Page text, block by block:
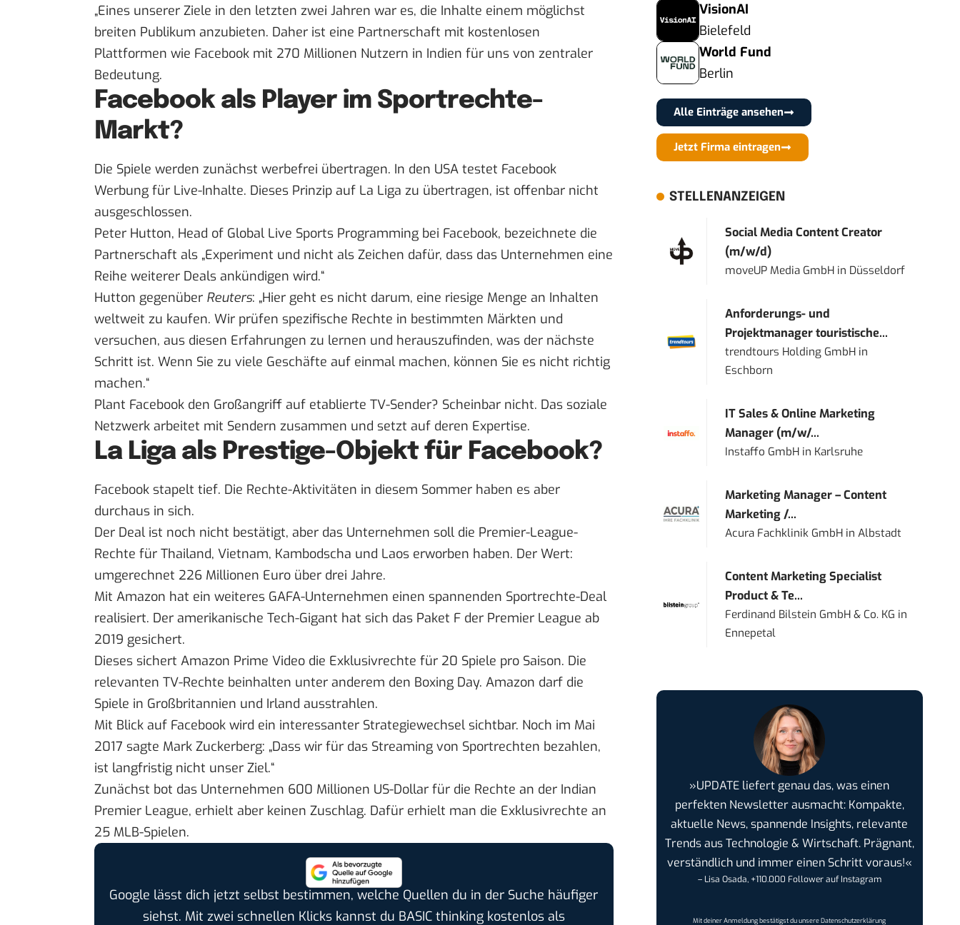
„Eines unserer Ziele in den letzten zwei Jahren war es, die Inhalte einem möglichst
breiten Publikum anzubieten. Daher ist eine Partnerschaft mit kostenlosen
Plattformen wie Facebook mit 270 Millionen Nutzern in Indien für uns von zentraler
Bedeutung.
Facebook als Player im Sportrechte-
Markt?
Die Spiele werden zunächst werbefrei übertragen. In den USA testet Facebook
Werbung für Live-Inhalte. Dieses Prinzip auf La Liga zu übertragen, ist offenbar nicht
ausgeschlossen.
Peter Hutton, Head of Global Live Sports Programming bei Facebook, bezeichnete die
Partnerschaft als „Experiment und nicht als Zeichen dafür, dass das Unternehmen eine
Reihe weiterer Deals ankündigen wird.“
Hutton gegenüber Reuters: „Hier geht es nicht darum, eine riesige Menge an Inhalten
weltweit zu kaufen. Wir prüfen spezifische Rechte in bestimmten Märkten und
versuchen, aus diesen Erfahrungen zu lernen und herauszufinden, was der nächste
Schritt ist. Wenn Sie zu viele Geschäfte auf einmal machen, können Sie es nicht richtig
machen.“
Plant Facebook den Großangriff auf etablierte TV-Sender? Scheinbar nicht. Das soziale
Netzwerk arbeitet mit Sendern zusammen und setzt auf deren Expertise.
La Liga als Prestige-Objekt für Facebook?
Facebook stapelt tief. Die Rechte-Aktivitäten in diesem Sommer haben es aber
durchaus in sich.
Der Deal ist noch nicht bestätigt, aber das Unternehmen soll die Premier-League-
Rechte für Thailand, Vietnam, Kambodscha und Laos erworben haben. Der Wert:
umgerechnet 226 Millionen Euro über drei Jahre.
Mit Amazon hat ein weiteres GAFA-Unternehmen einen spannenden Sportrechte-Deal
realisiert. Der amerikanische Tech-Gigant hat sich das Paket F der Premier League ab
2019 gesichert.
Dieses sichert Amazon Prime Video die Exklusivrechte für 20 Spiele pro Saison. Die
relevanten TV-Rechte beinhalten unter anderem den Boxing Day. Amazon darf die
Spiele in Großbritannien und Irland ausstrahlen.
Mit Blick auf Facebook wird ein interessanter Strategiewechsel sichtbar. Noch im Mai
2017 sagte Mark Zuckerberg: „Dass wir für das Streaming von Sportrechten bezahlen,
ist langfristig nicht unser Ziel.“
Zunächst bot das Unternehmen 600 Millionen US-Dollar für die Rechte an der Indian
Premier League, erhielt aber keinen Zuschlag. Dafür erhielt man die Exklusivrechte an
25 MLB-Spielen.
Google lässt dich jetzt selbst bestimmen, welche Quellen du in der Suche häufiger
siehst. Mit zwei schnellen Klicks kannst du BASIC thinking kostenlos als
VisionAI
Bielefeld
World Fund
Berlin
Alle Einträge ansehen
Jetzt Firma eintragen
STELLENANZEIGEN
Social Media Content Creator
(m/w/d)
moveUP Media GmbH in Düsseldorf
Anforderungs- und
Projektmanager touristische...
trendtours Holding GmbH in
Eschborn
IT Sales & Online Marketing
Manager (m/w/...
Instaffo GmbH in Karlsruhe
Marketing Manager – Content
Marketing /...
Acura Fachklinik GmbH inAlbstadt
Content Marketing Specialist
Product & Te...
Ferdinand Bilstein GmbH & Co. KG in
Ennepetal
»UPDATE liefert genau das, was einen
perfekten Newsletter ausmacht: Kompakte,
aktuelle News, spannende Insights, relevante
Trends aus Technologie & Wirtschaft. Prägnant,
verständlich und immer einen Schritt voraus!«
– Lisa Osada, +110.000 Follower auf Instagram
Mit deiner Anmeldung bestätigst du unsereDatenschutzerklärung